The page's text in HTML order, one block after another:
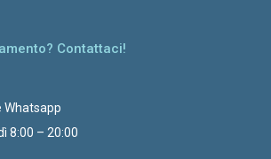
Contattaci!
Whatsapp
8:00 – 20:00